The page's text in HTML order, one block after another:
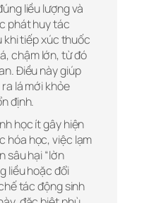
liều lượng và
phát huy tác
khi tiếp xúc thuốc
chậm lớn, từ đó
Điều này giúp
lá mới khỏe
định.
học ít gây hiện
hóa học, việc lạm
sâu hại “lờn
liều hoặc đổi
tác động sinh